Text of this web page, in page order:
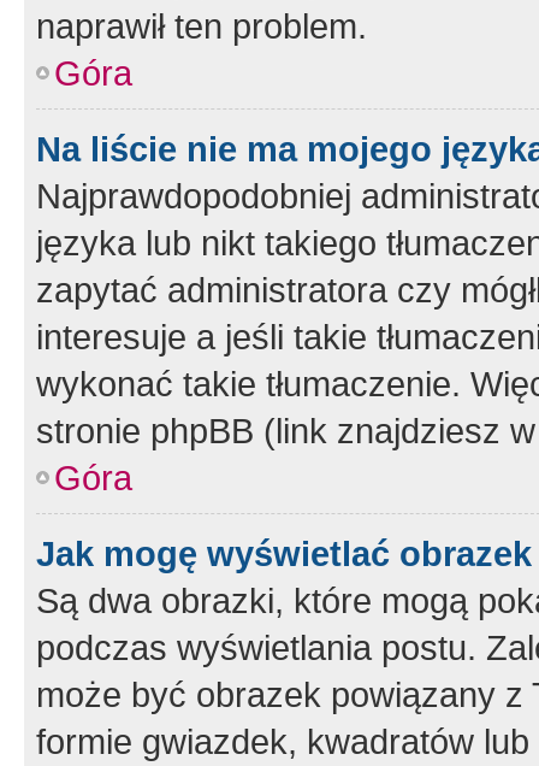
naprawił ten problem.
Góra
Na liście nie ma mojego
Najprawdopodobniej
języka lub nikt takiego
zapytać administratora czy
interesuje a jeśli takie
wykonać takie tłumaczenie.
stronie phpBB (link znajdziesz
Góra
Jak mogę wyświetlać
Są dwa obrazki, które mogą
podczas wyświetlania postu.
może być obrazek powiązany z
formie gwiazdek, kwadratów